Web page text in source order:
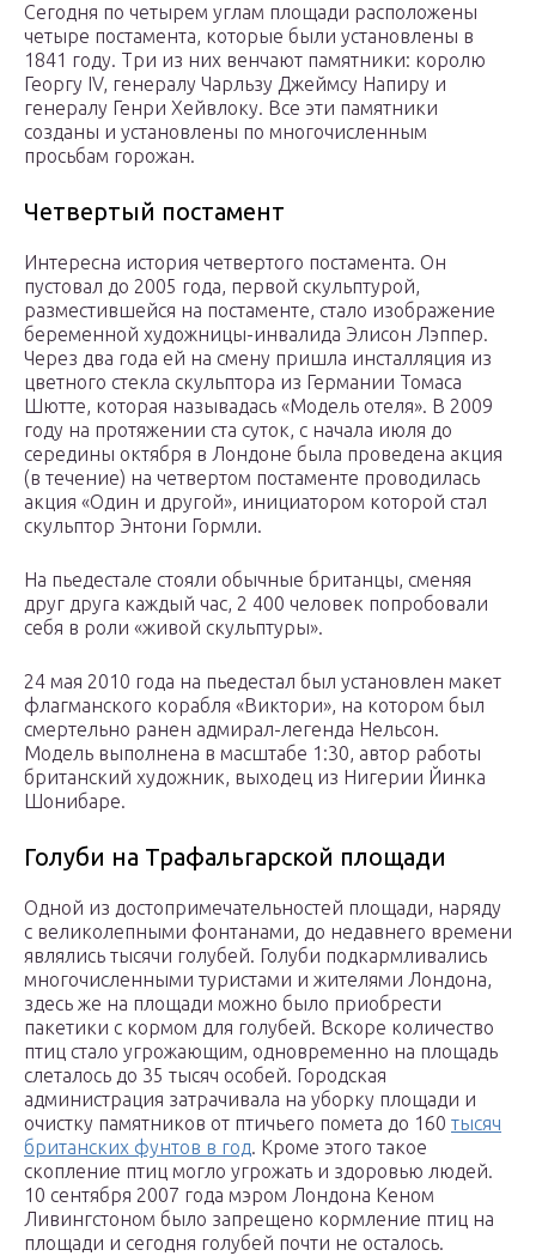
Сегодня по четырем углам площади расположены
четыре постамента, которые были установлены в
1841 году. Три из них венчают памятники: королю
Георгу IV, генералу Чарльзу Джеймсу Напиру и
генералу Генри Хейвлоку. Все эти памятники
созданы и установлены по многочисленным
просьбам горожан.
Четвертый постамент
Интересна история четвертого постамента. Он
пустовал до 2005 года, первой скульптурой,
разместившейся на постаменте, стало изображение
беременной художницы-инвалида Элисон Лэппер.
Через два года ей на смену пришла инсталляция из
цветного стекла скульптора из Германии Томаса
Шютте, которая называдась «Модель отеля». В 2009
году на протяжении ста суток, с начала июля до
середины октября в Лондоне была проведена акция
(в течение) на четвертом постаменте проводилась
акция «Один и другой», инициатором которой стал
скульптор Энтони Гормли.
На пьедестале стояли обычные британцы, сменяя
друг друга каждый час, 2 400 человек попробовали
себя в роли «живой скульптуры».
24 мая 2010 года на пьедестал был установлен макет
флагманского корабля «Виктори», на котором был
смертельно ранен адмирал-легенда Нельсон.
Модель выполнена в масштабе 1:30, автор работы
британский художник, выходец из Нигерии Йинка
Шонибаре.
Голуби на Трафальгарской площади
Одной из достопримечательностей площади, наряду
с великолепными фонтанами, до недавнего времени
являлись тысячи голубей. Голуби подкармливались
многочисленными туристами и жителями Лондона,
здесь же на площади можно было приобрести
пакетики с кормом для голубей. Вскоре количество
птиц стало угрожающим, одновременно на площадь
слеталось до 35 тысяч особей. Городская
администрация затрачивала на уборку площади и
очистку памятников от птичьего помета до 160 тысяч
британских фунтов в год. Кроме этого такое
скопление птиц могло угрожать и здоровью людей.
10 сентября 2007 года мэром Лондона Кеном
Ливингстоном было запрещено кормление птиц на
площади и сегодня голубей почти не осталось.